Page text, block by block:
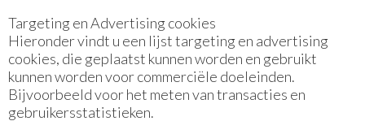
Targeting en Advertising cookies
Hieronder vindt u een lijst targeting en advertising
cookies, die geplaatst kunnen worden en gebruikt
kunnen worden voor commerciële doeleinden.
Bijvoorbeeld voor het meten van transacties en
gebruikersstatistieken.